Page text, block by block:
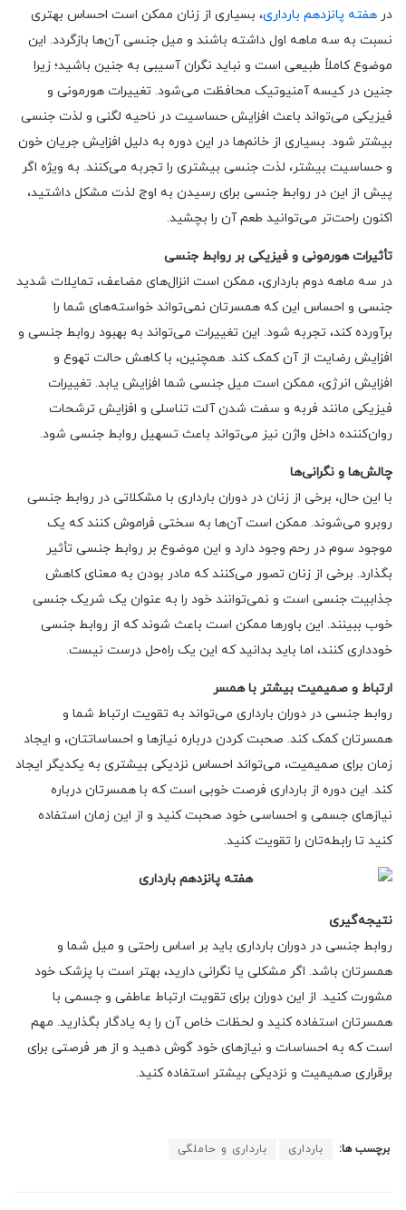
در هفته پانزدهم بارداری، بسیاری از زنان ممکن است احساس بهتری
نسبت به سه ماهه اول داشته باشند و میل جنسی آن‌ها بازگردد. این
موضوع کاملاً طبیعی است و نباید نگران آسیبی به جنین باشید؛ زیرا
جنین در کیسه آمنیوتیک محافظت می‌شود. تغییرات هورمونی و
فیزیکی می‌تواند باعث افزایش حساسیت در ناحیه لگنی و لذت جنسی
بیشتر شود. بسیاری از خانم‌ها در این دوره به دلیل افزایش جریان خون
و حساسیت بیشتر، لذت جنسی بیشتری را تجربه می‌کنند. به ویژه اگر
پیش از این در روابط جنسی برای رسیدن به اوج لذت مشکل داشتید،
اکنون راحت‌تر می‌توانید طعم آن را بچشید.
تأثیرات هورمونی و فیزیکی بر روابط جنسی
در سه ماهه دوم بارداری، ممکن است انزال‌های مضاعف، تمایلات شدید
جنسی و احساس این که همسرتان نمی‌تواند خواسته‌های شما را
برآورده کند، تجربه شود. این تغییرات می‌تواند به بهبود روابط جنسی و
افزایش رضایت از آن کمک کند. همچنین، با کاهش حالت تهوع و
افزایش انرژی، ممکن است میل جنسی شما افزایش یابد. تغییرات
فیزیکی مانند فربه و سفت شدن آلت تناسلی و افزایش ترشحات
روان‌کننده داخل واژن نیز می‌تواند باعث تسهیل روابط جنسی شود.
چالش‌ها و نگرانی‌ها
با این حال، برخی از زنان در دوران بارداری با مشکلاتی در روابط جنسی
روبرو می‌شوند. ممکن است آن‌ها به سختی فراموش کنند که یک
موجود سوم در رحم وجود دارد و این موضوع بر روابط جنسی تأثیر
بگذارد. برخی از زنان تصور می‌کنند که مادر بودن به معنای کاهش
جذابیت جنسی است و نمی‌توانند خود را به عنوان یک شریک جنسی
خوب ببینند. این باورها ممکن است باعث شوند که از روابط جنسی
خودداری کنند، اما باید بدانید که این یک راه‌حل درست نیست.
ارتباط و صمیمیت بیشتر با همسر
روابط جنسی در دوران بارداری می‌تواند به تقویت ارتباط شما و
همسرتان کمک کند. صحبت کردن درباره نیازها و احساساتتان، و ایجاد
زمان برای صمیمیت، می‌تواند احساس نزدیکی بیشتری به یکدیگر ایجاد
کند. این دوره از بارداری فرصت خوبی است که با همسرتان درباره
نیازهای جسمی و احساسی خود صحبت کنید و از این زمان استفاده
کنید تا رابطه‌تان را تقویت کنید.
نتیجه‌گیری
روابط جنسی در دوران بارداری باید بر اساس راحتی و میل شما و
همسرتان باشد. اگر مشکلی یا نگرانی دارید، بهتر است با پزشک خود
مشورت کنید. از این دوران برای تقویت ارتباط عاطفی و جسمی با
همسرتان استفاده کنید و لحظات خاص آن را به یادگار بگذارید. مهم
است که به احساسات و نیازهای خود گوش دهید و از هر فرصتی برای
برقراری صمیمیت و نزدیکی بیشتر استفاده کنید.
برچسب ها: بارداری بارداری و حاملگی